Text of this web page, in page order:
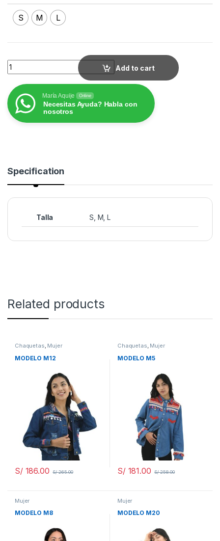
S M L
MODELO M28 quantity
Add to cart
María Aquije Online
Necesitas Ayuda? Habla con
nosotros
Specification
Talla S M ,L
Related products
Chaquetas, Mujer
MODELO M12
S/186.00 S/265.00
Chaquetas, Mujer
MODELO M5
S/181.00 S/258.00
Mujer
MODELO M8
Mujer
MODELO M20